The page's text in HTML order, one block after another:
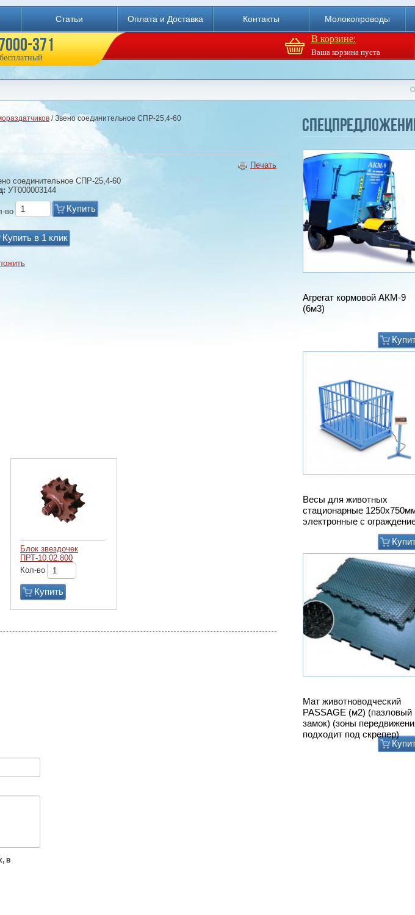
Статьи Оплата и Доставка Контакты Молокопроводы
В корзине:
Ваша корзина пуста
371
Агрегат кормовой АКМ-9
(6м3)
Весы для животных
стационарные
электронные с
Мат животноводческий
PASSAGE (м2) (пазловый
замок) (зоны
подходит под скрепер)
/ Звено соединительное СПР-25,4-60
Печать
соединительное СПР-25,4-60
УТ000003144
во Купить
Купить в 1 клик
Блок звездочек
ПРТ-10.02.800
Кол-во
Купить
в